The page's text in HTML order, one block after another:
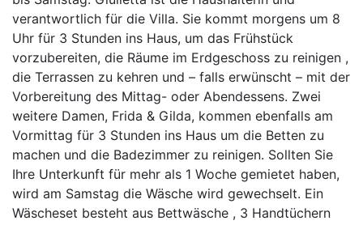
verantwortlich für die Villa. Sie kommt morgens um 8
Uhr für 3 Stunden ins Haus, um das Frühstück
vorzubereiten, die Räume im Erdgeschoss zu reinigen ,
die Terrassen zu kehren und – falls erwünscht – mit der
Vorbereitung des Mittag- oder Abendessens. Zwei
weitere Damen, Frida & Gilda, kommen ebenfalls am
Vormittag für 3 Stunden ins Haus um die Betten zu
machen und die Badezimmer zu reinigen. Sollten Sie
Ihre Unterkunft für mehr als 1 Woche gemietet haben,
wird am Samstag die Wäsche wird gewechselt. Ein
Wäscheset besteht aus Bettwäsche , 3 Handtüchern